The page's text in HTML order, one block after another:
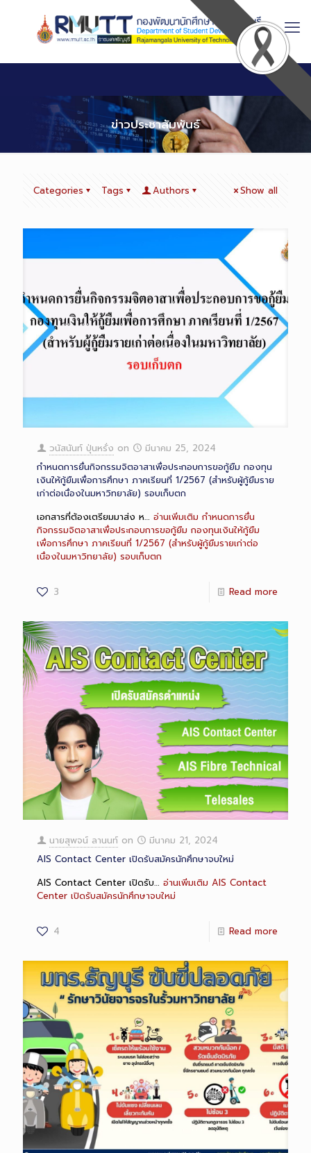
ข่าวประชาสัมพันธ์
Categories Tags Authors Show all
วนัสนันท์ ปุ่นหรั่ง on
มีนาคม 25, 2024
กำหนดการยื่นกิจกรรมจิตอาสาเพื่อประกอบการขอกู้ยืม กองทุน
เงินให้กู้ยืมเพื่อการศึกษา ภาคเรียนที่ 1/2567 (สำหรับผู้กู้ยืมราย
เก่าต่อเนื่องในมหาวิทยาลัย) รอบเก็บตก
เอกสารที่ต้องเตรียมมาส่ง ห… อ่านเพิ่มเติม กำหนดการยื่น
กิจกรรมจิตอาสาเพื่อประกอบการขอกู้ยืม กองทุนเงินให้กู้ยืม
เพื่อการศึกษา ภาคเรียนที่ 1/2567 (สำหรับผู้กู้ยืมรายเก่าต่อ
เนื่องในมหาวิทยาลัย) รอบเก็บตก
3 Read more
นายสุพจน์ ลานนท์ on
มีนาคม 21, 2024
AIS Contact Center เปิดรับสมัครนักศึกษาจบใหม่
AIS Contact Center เปิดรับ… อ่านเพิ่มเติม AIS Contact
Center เปิดรับสมัครนักศึกษาจบใหม่
4 Read more